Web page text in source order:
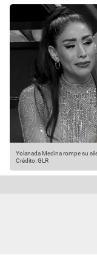
Yolanada Medina rompe su
Crédito: GLR